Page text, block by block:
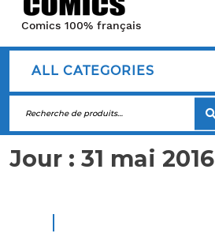
Comics 100% français
ALL CATEGORIES
Jour : 31 mai 2016